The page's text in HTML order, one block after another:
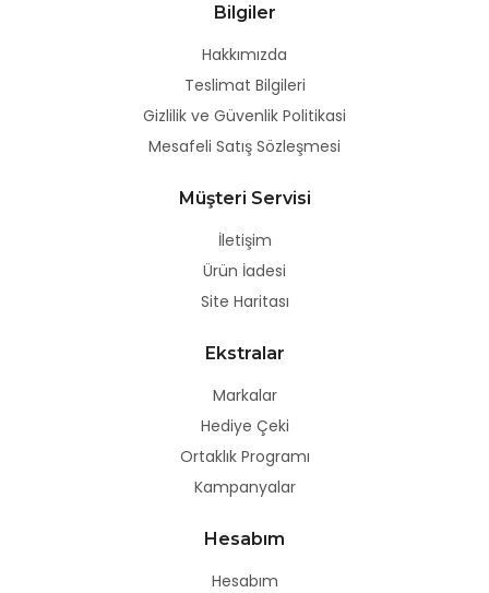
Bilgiler
Hakkımızda
Teslimat Bilgileri
Gizlilik ve Güvenlik Politikasi
Mesafeli Satış Sözleşmesi
Müşteri Servisi
İletişim
Ürün İadesi
Site Haritası
Ekstralar
Markalar
Hediye Çeki
Ortaklık Programı
Kampanyalar
Hesabım
Hesabım